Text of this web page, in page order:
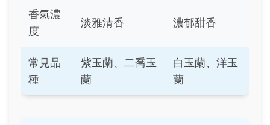
香氣濃
度
淡雅清香 濃郁甜香
常見品
種
紫玉蘭、二喬玉
蘭
白玉蘭、洋玉
蘭